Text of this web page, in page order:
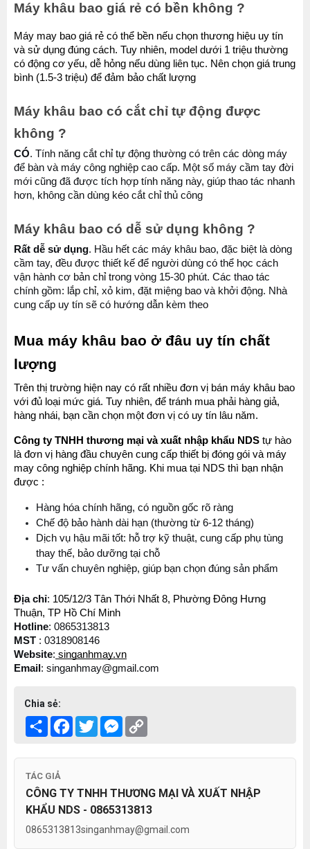
Máy khâu bao giá rẻ có bền không ?
Máy may bao giá rẻ có thể bền nếu chọn thương hiệu uy tín
và sử dụng đúng cách. Tuy nhiên, model dưới 1 triệu thường
có động cơ yếu, dễ hỏng nếu dùng liên tục. Nên chọn giá trung
bình (1.5-3 triệu) để đảm bảo chất lượng
Máy khâu bao có cắt chỉ tự động được
không ?
CÓ. Tính năng cắt chỉ tự động thường có trên các dòng máy
để bàn và máy công nghiệp cao cấp. Một số máy cầm tay đời
mới cũng đã được tích hợp tính năng này, giúp thao tác nhanh
hơn, không cần dùng kéo cắt chỉ thủ công
Máy khâu bao có dễ sử dụng không ?
Rất dễ sử dụng. Hầu hết các máy khâu bao, đặc biệt là dòng
cầm tay, đều được thiết kế để người dùng có thể học cách
vận hành cơ bản chỉ trong vòng 15-30 phút. Các thao tác
chính gồm: lắp chỉ, xỏ kim, đặt miệng bao và khởi động. Nhà
cung cấp uy tín sẽ có hướng dẫn kèm theo
Mua máy khâu bao ở đâu uy tín chất
lượng
Trên thị trường hiện nay có rất nhiều đơn vị bán máy khâu bao
với đủ loại mức giá. Tuy nhiên, để tránh mua phải hàng giả,
hàng nhái, bạn cần chọn một đơn vị có uy tín lâu năm.
Công ty TNHH thương mại và xuất nhập khẩu NDS tự hào
là đơn vị hàng đầu chuyên cung cấp thiết bị đóng gói và máy
may công nghiệp chính hãng. Khi mua tại NDS thì bạn nhận
được :
Hàng hóa chính hãng, có nguồn gốc rõ ràng
Chế độ bảo hành dài hạn (thường từ 6-12 tháng)
Dịch vụ hậu mãi tốt: hỗ trợ kỹ thuật, cung cấp phụ tùng
thay thế, bảo dưỡng tại chỗ
Tư vấn chuyên nghiệp, giúp bạn chọn đúng sản phẩm
Địa chỉ: 105/12/3 Tân Thới Nhất 8, Phường Đông Hưng
Thuận, TP Hồ Chí Minh
Hotline: 0865313813
MST : 0318908146
Website: singanhmay.vn
Email : singanhmay@gmail.com
Chia sẻ:
Share Facebook
TwitterMessenger
TÁC GIẢ
CÔNG TY TNHH THƯƠNG MẠI VÀ XUẤT NHẬP
KHẨU NDS - 0865313813
0865313813singanhmay@gmail.com